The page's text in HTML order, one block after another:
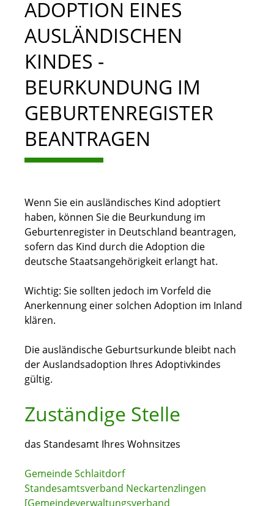
ADOPTION EINES
AUSLÄNDISCHEN
KINDES -
BEURKUNDUNG IM
GEBURTENREGISTER
BEANTRAGEN
Wenn Sie ein ausländisches Kind adoptiert
haben, können Sie die Beurkundung im
Geburtenregister in Deutschland beantragen,
sofern das Kind durch die Adoption die
deutsche Staatsangehörigkeit erlangt hat.
Wichtig: Sie sollten jedoch im Vorfeld die
Anerkennung einer solchen Adoption im Inland
klären.
Die ausländische Geburtsurkunde bleibt nach
der Auslandsadoption Ihres Adoptivkindes
gültig.
Zuständige Stelle
das Standesamt Ihres Wohnsitzes
Gemeinde Schlaitdorf
Standesamtsverband Neckartenzlingen
[Gemeindeverwaltungsverband